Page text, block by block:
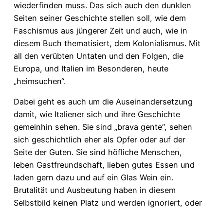
wiederfinden muss. Das sich auch den dunklen
Seiten seiner Geschichte stellen soll, wie dem
Faschismus aus jüngerer Zeit und auch, wie in
diesem Buch thematisiert, dem Kolonialismus. Mit
all den verübten Untaten und den Folgen, die
Europa, und Italien im Besonderen, heute
„heimsuchen“.
Dabei geht es auch um die Auseinandersetzung
damit, wie Italiener sich und ihre Geschichte
gemeinhin sehen. Sie sind „brava gente“, sehen
sich geschichtlich eher als Opfer oder auf der
Seite der Guten. Sie sind höfliche Menschen,
leben Gastfreundschaft, lieben gutes Essen und
laden gern dazu und auf ein Glas Wein ein.
Brutalität und Ausbeutung haben in diesem
Selbstbild keinen Platz und werden ignoriert, oder